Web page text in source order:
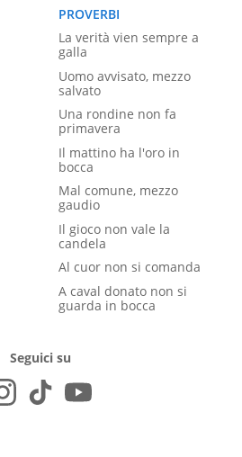
PROVERBI
La verità vien sempre a
galla
Uomo avvisato, mezzo
salvato
Una rondine non fa
primavera
Il mattino ha l'oro in
bocca
Mal comune, mezzo
gaudio
Il gioco non vale la
candela
Al cuor non si comanda
A caval donato non si
guarda in bocca
Seguici su